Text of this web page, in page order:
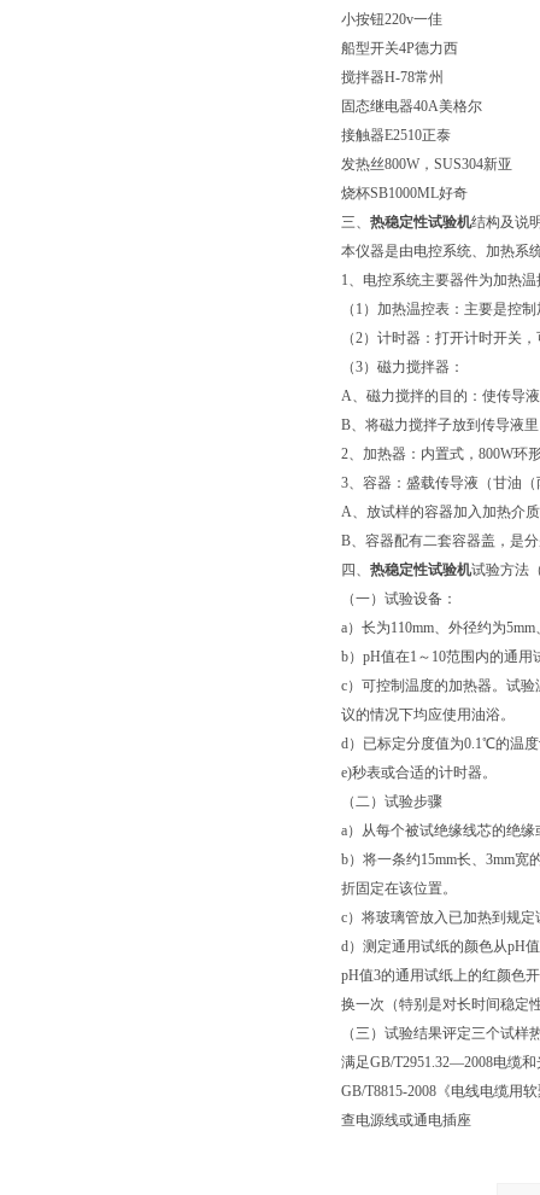
小按钮220v一佳
船型开关4P德力西
搅拌器H-78常州
固态继电器40A美格尔
接触器E2510正泰
发热丝800W，SUS304新亚
烧杯SB1000ML好奇
三、 热稳定性试验机结构及说
本仪器是由电控系统、加热系
1、电控系统主要器件为加热
（1）加热温控表：主要是控
（2）计时器：打开计时开关
（3）磁力搅拌器：
A、磁力搅拌的目的：使传导
B、将磁力搅拌子放到传导液
2、加热器：内置式，800W环
3、容器：盛载传导液（甘油
A、放试样的容器加入加热介
B、容器配有二套容器盖，是
四、 热稳定性试验机试验方法
（一）试验设备：
a）长为110mm、外径约为
b）pH值在1～10范围内的通用
c）可控制温度的加热器。试
议的情况下均应使用油浴。
d）已标定分度值为0.1℃的温
e)秒表或合适的计时器。
（二）试验步骤
a）从每个被试绝缘线芯的绝
b）将一条约15mm长、3mm
折固定在该位置。
c）将玻璃管放入已加热到规
d）测定通用试纸的颜色从pH
pH值3的通用试纸上的红颜色
换一次（特别是对长时间稳定
（三）试验结果评定三个试
满足GB/T2951.32—2008电缆
GB/T8815-2008《电线电缆用
查电源线或通电插座